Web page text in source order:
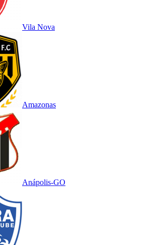
Vila Nova
Amazonas
Anápolis-GO